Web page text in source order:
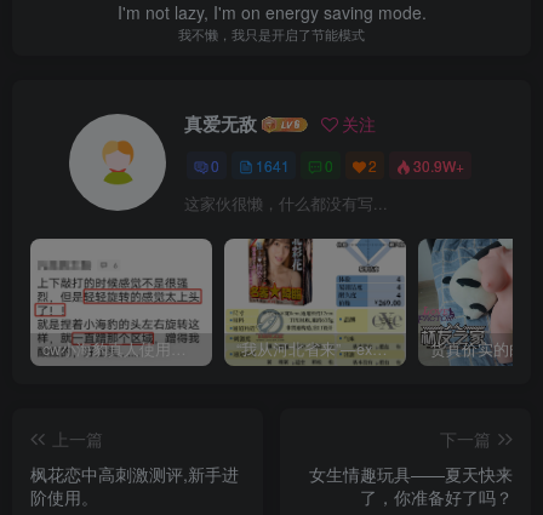
I'm not lazy, I'm on energy saving mode.
我不懒，我只是开启了节能模式
真爱无敌 关注
0 1641 0 2 30.9W+
这家伙很懒，什么都没有写...
cw小海豹真人使用视频教学，小海豹到底咋用？ “我从河北省来”—exe河北彩花（中高刺激）评测 | ¥200-400区间 – 4星推荐
上一篇
枫花恋中高刺激测评,新手进
阶使用。
下一篇
女生情趣玩具——夏天快来
了，你准备好了吗？